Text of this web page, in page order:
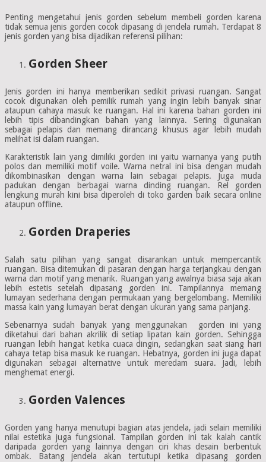
Penting mengetahui jenis gorden sebelum membeli gorden karena
tidak semua jenis gorden cocok dipasang di jendela rumah. Terdapat 8
jenis gorden yang bisa dijadikan referensi pilihan:
Gorden Sheer
Jenis gorden ini hanya memberikan sedikit privasi ruangan. Sangat
cocok digunakan oleh pemilik rumah yang ingin lebih banyak sinar
ataupun cahaya masuk ke ruangan. Hal ini karena bahan gorden ini
lebih tipis dibandingkan bahan yang lainnya. Sering digunakan
sebagai pelapis dan memang dirancang khusus agar lebih mudah
melihat isi dalam ruangan.
Karakteristik lain yang dimiliki gorden ini yaitu warnanya yang putih
polos dan memiliki motif voile. Warna netral ini bisa dengan mudah
dikombinasikan dengan warna lain sebagai pelapis. Juga muda
padukan dengan berbagai warna dinding ruangan. Rel gorden
lengkung murah kini bisa diperoleh di toko garden baik secara online
ataupun offline.
Gorden Draperies
Salah satu pilihan yang sangat disarankan untuk mempercantik
ruangan. Bisa ditemukan di pasaran dengan harga terjangkau dengan
warna dan motif yang menarik. Ruangan yang awalnya biasa saja akan
lebih estetis setelah dipasang gorden ini. Tampilannya memang
lumayan sederhana dengan permukaan yang bergelombang. Memiliki
massa kain yang lumayan berat dengan ukuran yang sama panjang.
Sebenarnya sudah banyak yang menggunakan gorden ini yang
diketahui dari bahan akrilik di setiap lipatan kain gorden. Sehingga
ruangan lebih hangat ketika cuaca dingin, sedangkan saat siang hari
cahaya tetap bisa masuk ke ruangan. Hebatnya, gorden ini juga dapat
digunakan sebagai alternative untuk meredam suara. Jadi, lebih
menghemat energi.
Gorden Valences
Gorden yang hanya menutupi bagian atas jendela, jadi selain memiliki
nilai estetika juga fungsional. Tampilan gorden ini tak kalah cantik
daripada gorden yang lainnya dengan ciri khas desain berbentuk
ombak. Batang jendela akan tertutupi ketika dipasang gorden